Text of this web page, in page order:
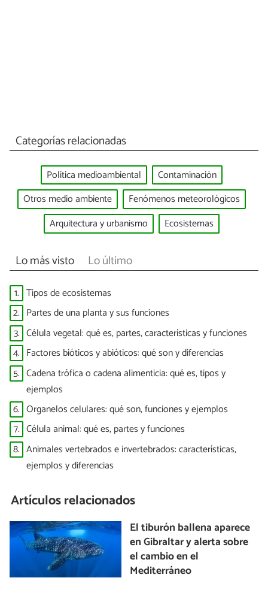
Categorías relacionadas
Política medioambiental
Contaminación
Otros medio ambiente
Fenómenos meteorológicos
Arquitectura y urbanismo
Ecosistemas
Lo más visto Lo último
1. Tipos de ecosistemas
2. Partes de una planta y sus funciones
3. Célula vegetal: qué es, partes, características y funciones
4. Factores bióticos y abióticos: qué son y diferencias
5. Cadena trófica o cadena alimenticia: qué es, tipos y
ejemplos
6. Organelos celulares: qué son, funciones y ejemplos
7. Célula animal: qué es, partes y funciones
8. Animales vertebrados e invertebrados: características,
ejemplos y diferencias
Artículos relacionados
El tiburón ballena aparece
en Gibraltar y alerta sobre
el cambio en el
Mediterráneo